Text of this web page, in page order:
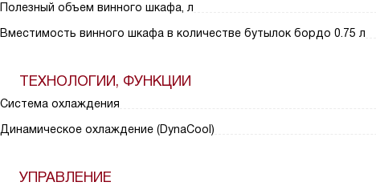
Полезный объем винного шкафа, л
Вместимость винного шкафа в количестве бутылок бордо 0.75 л
ТЕХНОЛОГИИ, ФУНКЦИИ
Система охлаждения
Динамическое охлаждение (DynaCool)
УПРАВЛЕНИЕ